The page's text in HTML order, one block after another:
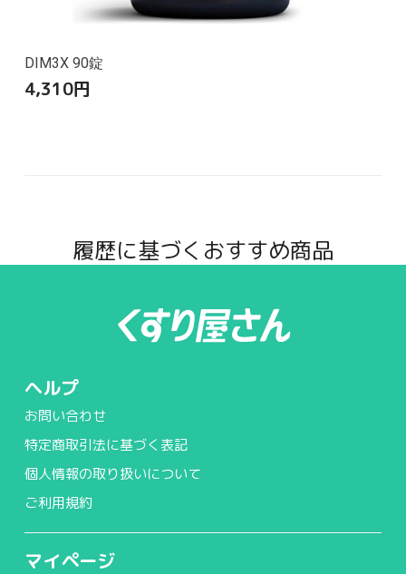
DIM3X 90錠
4,310円
履歴に基づくおすすめ商品
ヘルプ
お問い合わせ
特定商取引法に基づく表記
個人情報の取り扱いについて
ご利用規約
マイページ